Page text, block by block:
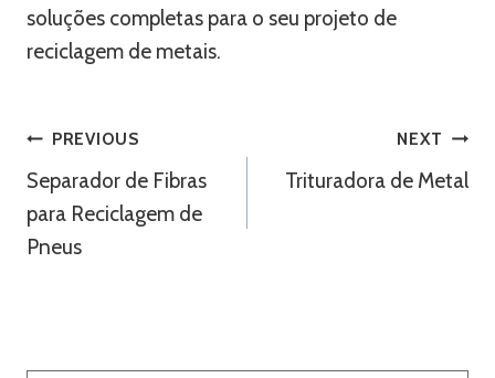
soluções completas para o seu projeto de
reciclagem de metais.
Navegação
De
Artigos
PREVIOUS
Separador de Fibras
para Reciclagem de
Pneus
NEXT
Trituradora de Metal